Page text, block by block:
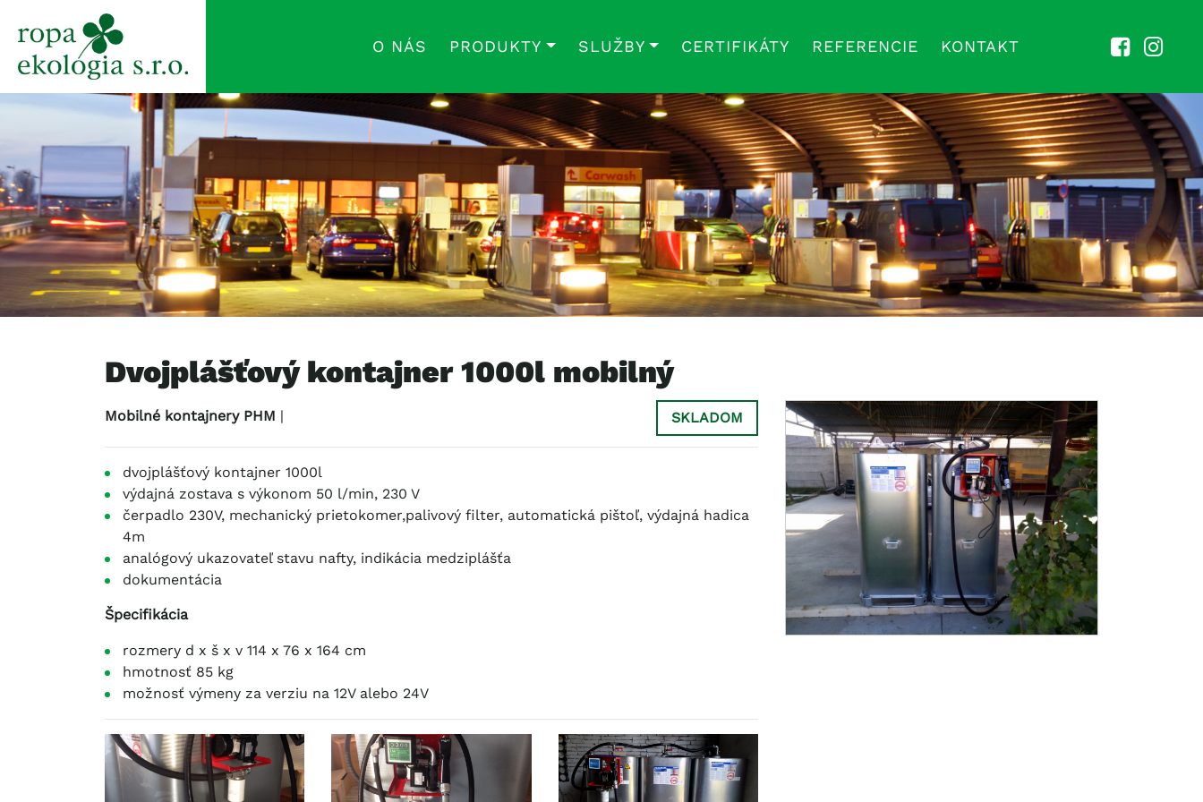
O NÁS PRODUKTY SLUŽBY CERTIFIKÁTY REFERENCIE KONTAKT
Dvojplášťový kontajner 1000l mobilný
SKLADOM
Mobilné kontajnery PHM |
dvojplášťový kontajner 1000l
výdajná zostava s výkonom 50 l/min, 230 V
čerpadlo 230V, mechanický prietokomer,palivový filter, automatická pištoľ, výdajná hadica
4m
analógový ukazovateľ stavu nafty, indikácia medziplášťa
dokumentácia
Špecifikácia
rozmery d x š x v 114 x 76 x 164 cm
hmotnosť 85 kg
možnosť výmeny za verziu na 12V alebo 24V